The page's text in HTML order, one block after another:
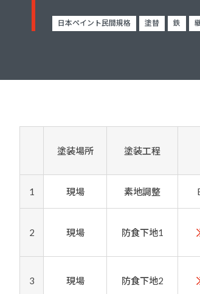
建築・重防食・自動車補修用の各分野
塗料の開発・製造および販売を展開。
いります。
日本ペイント民間規格 塗替 鉄
塗装場所 塗装工程
1 現場 素地調整
2 現場 防食下地1
3 現場 防食下地2